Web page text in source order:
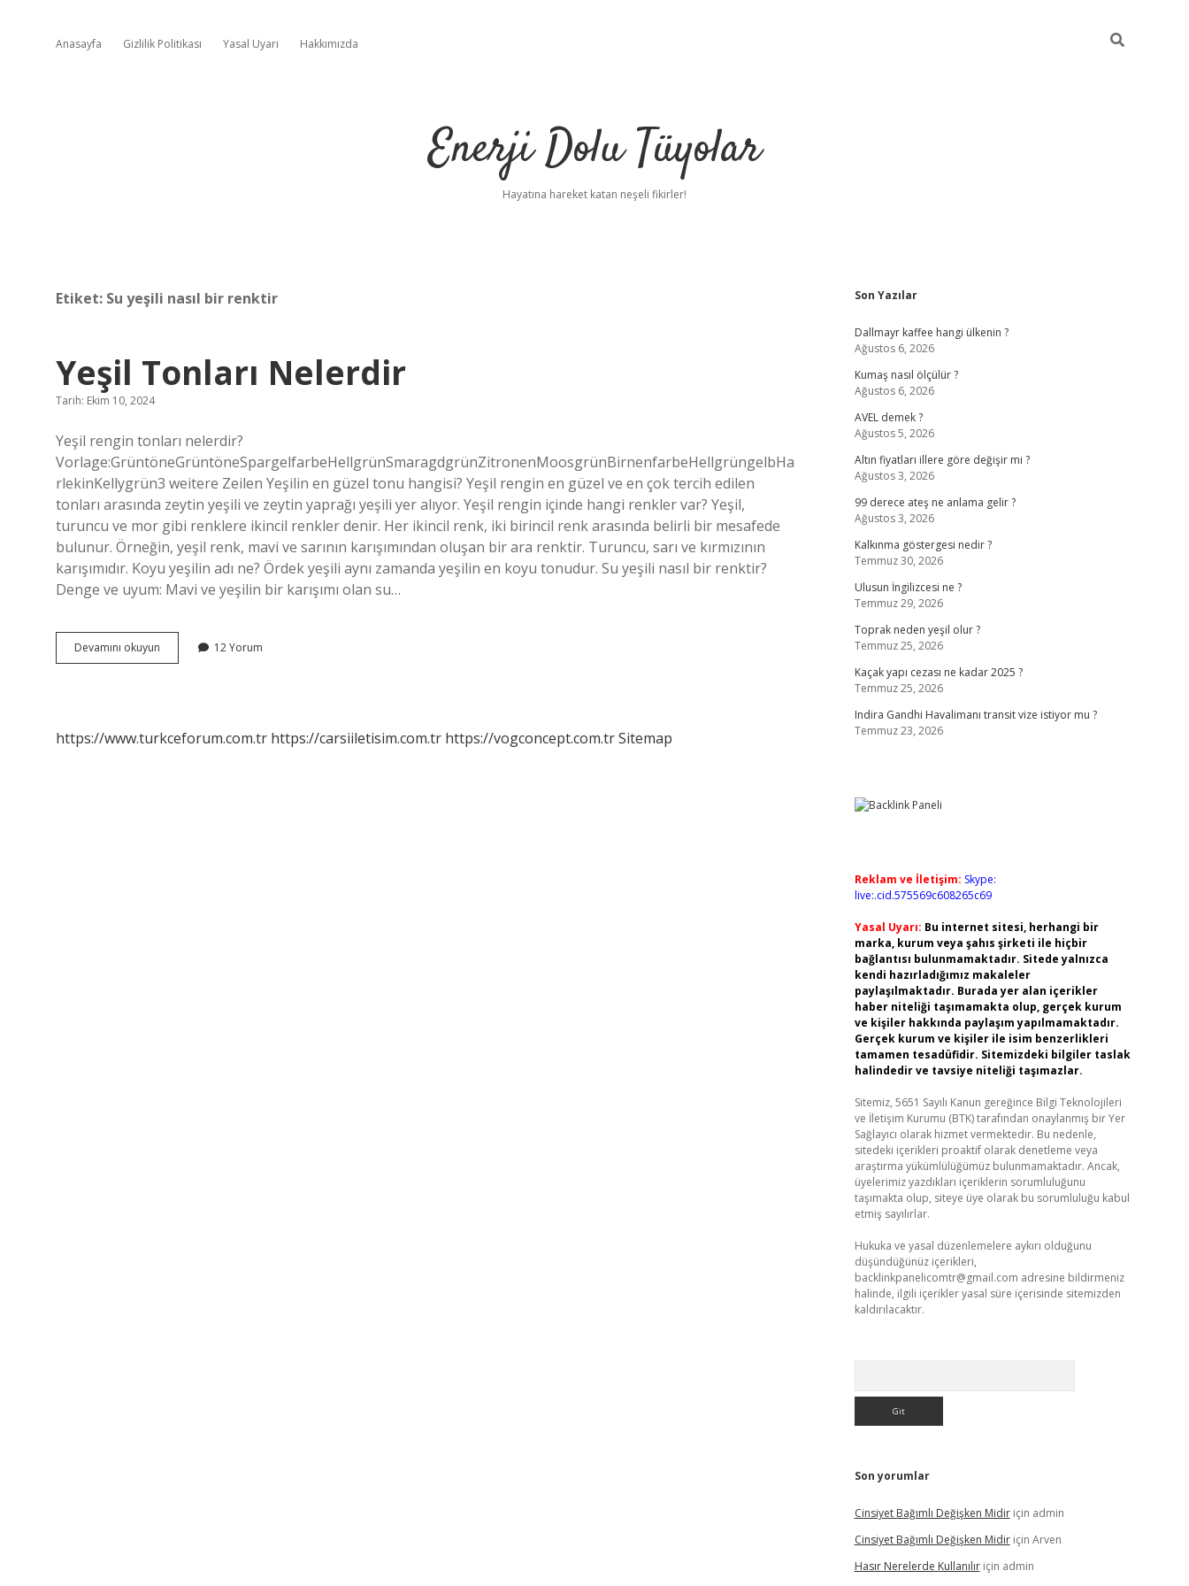
Anasayfa Gizlilik Politikası Yasal Uyarı Hakkımızda
Enerji Dolu Tüyolar
Hayatına hareket katan neşeli fikirler!
Etiket: Su yeşili nasıl bir renktir
Yeşil Tonları Nelerdir
Tarih: Ekim 10, 2024
Yeşil rengin tonları nelerdir?
Vorlage:GrüntöneGrüntöneSpargelfarbeHellgrünSmaragdgrünZitronenMoosgrünBirnenfarbeHellgrüngelbHa
rlekinKellygrün3 weitere Zeilen Yeşilin en güzel tonu hangisi? Yeşil rengin en güzel ve en çok tercih edilen
tonları arasında zeytin yeşili ve zeytin yaprağı yeşili yer alıyor. Yeşil rengin içinde hangi renkler var? Yeşil,
turuncu ve mor gibi renklere ikincil renkler denir. Her ikincil renk, iki birincil renk arasında belirli bir mesafede
bulunur. Örneğin, yeşil renk, mavi ve sarının karışımından oluşan bir ara renktir. Turuncu, sarı ve kırmızının
karışımıdır. Koyu yeşilin adı ne? Ördek yeşili aynı zamanda yeşilin en koyu tonudur. Su yeşili nasıl bir renktir?
Denge ve uyum: Mavi ve yeşilin bir karışımı olan su…
Devamını okuyun
Tonları
12 Yorum
https://www.turkceforum.com.tr https://carsiiletisim.com.tr https://vogconcept.com.trSitemap
Sidebar
Son Yazılar
Dallmayr kaffee hangi ülkenin ?
Ağustos 6, 2026
Kumaş nasıl ölçülür ?
Ağustos 6, 2026
AVEL demek ?
Ağustos 5, 2026
Altın fiyatları illere göre değişir mi ?
Ağustos 3, 2026
99 derece ateş ne anlama gelir ?
Ağustos 3, 2026
Kalkınma göstergesi nedir ?
Temmuz 30, 2026
Ulusun İngilizcesi ne ?
Temmuz 29, 2026
Toprak neden yeşil olur ?
Temmuz 25, 2026
Kaçak yapı cezası ne kadar 2025 ?
Temmuz 25, 2026
Indira Gandhi Havalimanı transit vize istiyor mu ?
Temmuz 23, 2026
Reklam ve İletişim: Skype:
live:.cid.575569c608265c69
Yasal Uyarı: Bu internet sitesi, herhangi bir
marka, kurum veya şahıs şirketi ile hiçbir
bağlantısı bulunmamaktadır. Sitede yalnızca
kendi hazırladığımız makaleler
paylaşılmaktadır. Burada yer alan içerikler
haber niteliği taşımamakta olup, gerçek kurum
ve kişiler hakkında paylaşım yapılmamaktadır.
Gerçek kurum ve kişiler ile isim benzerlikleri
tamamen tesadüfidir. Sitemizdeki bilgiler taslak
halindedir ve tavsiye niteliği taşımazlar.
Sitemiz, 5651 Sayılı Kanun gereğince Bilgi Teknolojileri
ve İletişim Kurumu (BTK) tarafından onaylanmış bir Yer
Sağlayıcı olarak hizmet vermektedir. Bu nedenle,
sitedeki içerikleri proaktif olarak denetleme veya
araştırma yükümlülüğümüz bulunmamaktadır. Ancak,
üyelerimiz yazdıkları içeriklerin sorumluluğunu
taşımakta olup, siteye üye olarak bu sorumluluğu kabul
etmiş sayılırlar.
Hukuka ve yasal düzenlemelere aykırı olduğunu
düşündüğünüz içerikleri,
backlinkpanelicomtr@gmail.com adresine bildirmeniz
halinde, ilgili içerikler yasal süre içerisinde sitemizden
kaldırılacaktır.
Son yorumlar
Cinsiyet Bağımlı Değişken Midiriçin admin
Cinsiyet Bağımlı Değişken Midiriçin Arven
Hasır Nerelerde Kullanılıriçin admin